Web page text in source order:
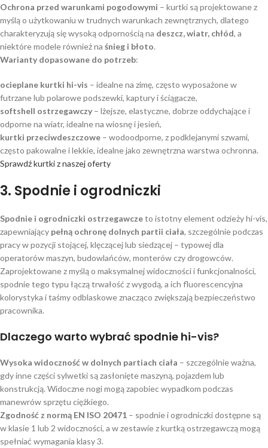
Ochrona przed warunkami pogodowymi – kurtki są projektowane z
myślą o użytkowaniu w trudnych warunkach zewnętrznych, dlatego
charakteryzują się wysoką odpornością na deszcz, wiatr, chłód, a
niektóre modele również na śnieg i błoto.
Warianty dopasowane do potrzeb:
ocieplane kurtki hi-vis – idealne na zimę, często wyposażone w
futrzane lub polarowe podszewki, kaptury i ściągacze,
softshell ostrzegawczy – lżejsze, elastyczne, dobrze oddychające i
odporne na wiatr, idealne na wiosnę i jesień,
kurtki przeciwdeszczowe – wodoodporne, z podklejanymi szwami,
często pakowalne i lekkie, idealne jako zewnętrzna warstwa ochronna.
Sprawdź kurtki z naszej oferty
3. Spodnie i ogrodniczki
Spodnie i ogrodniczki ostrzegawczeto istotny element odzieży hi-vis,
zapewniający pełną ochronę dolnych partii ciała, szczególnie podczas
pracy w pozycji stojącej, klęczącej lub siedzącej – typowej dla
operatorów maszyn, budowlańców, monterów czy drogowców.
Zaprojektowane z myślą o maksymalnej widoczności i funkcjonalności,
spodnie tego typu łączą trwałość z wygodą, a ich fluorescencyjna
kolorystyka i taśmy odblaskowe znacząco zwiększają bezpieczeństwo
pracownika.
Dlaczego warto wybrać spodnie hi-vis?
Wysoka widoczność w dolnych partiach ciała – szczególnie ważna,
gdy inne części sylwetki są zasłonięte maszyną, pojazdem lub
konstrukcją. Widoczne nogi mogą zapobiec wypadkom podczas
manewrów sprzętu ciężkiego.
Zgodność z normą EN ISO 20471 – spodnie i ogrodniczki dostępne są
w klasie 1 lub 2 widoczności, a w zestawie z kurtką ostrzegawczą mogą
spełniać wymagania klasy 3.